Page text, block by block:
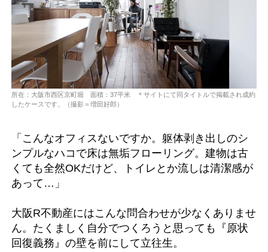
所在：大阪市西区京町堀 面積：37平米 ＊サイトにて同タイトルで掲載され成約
したケースです。（撮影＝増田好郎）
「こんなオフィスないですか。躯体剥き出しのシ
ンプルなハコで床は無垢フローリング。建物は古
くても全然OKだけど、トイレとか流しは清潔感が
あって…」
大阪R不動産にはこんな問合わせが少なくありませ
ん。たくましく自分でつくろうと思っても『原状
回復義務』の壁を前にして立往生。